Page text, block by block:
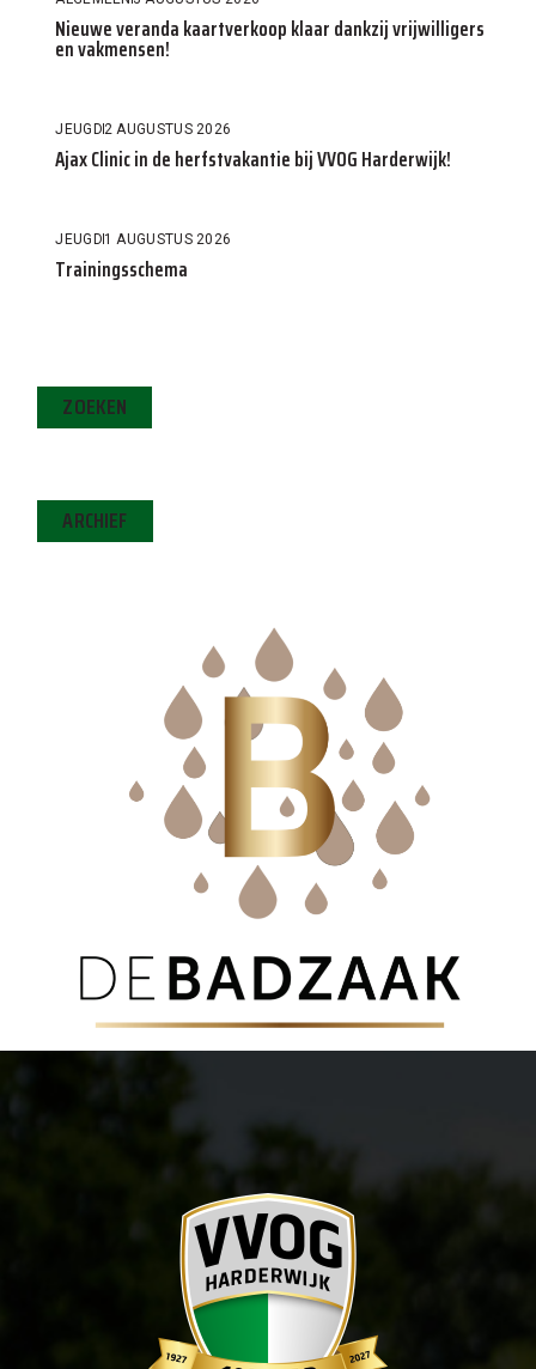
Nieuwe veranda kaartverkoop klaar dankzij vrijwilligers
en vakmensen!
JEUGD2 AUGUSTUS 2026
Ajax Clinic in de herfstvakantie bij VVOG Harderwijk!
JEUGD1 AUGUSTUS 2026
Trainingsschema
ZOEKEN
ARCHIEF